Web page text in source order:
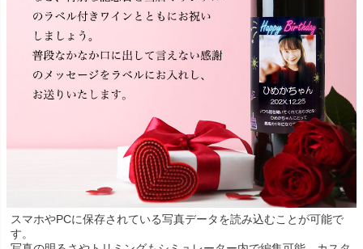
スマホやPCに保存されている写真データを読み込むことが可能で
す。